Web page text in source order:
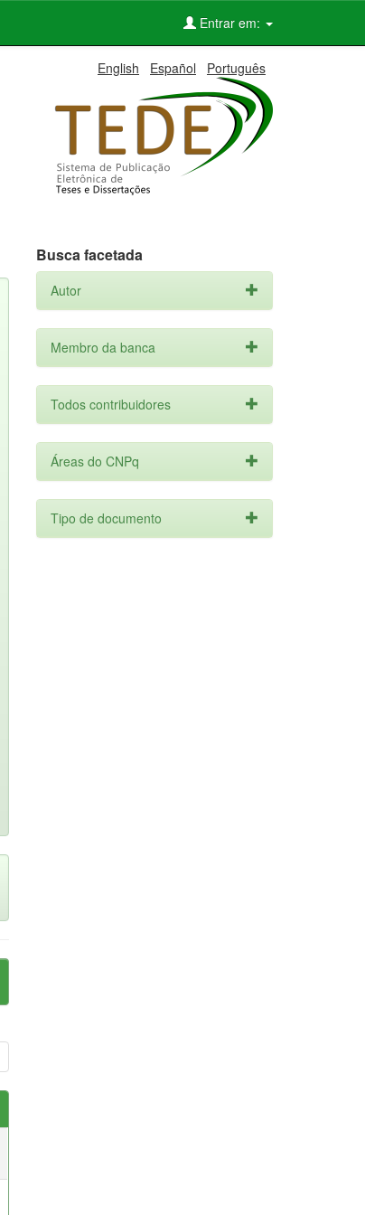
Entrar em:
English Español Português
Busca facetada
Autor
Membro da banca
Todos contribuidores
Áreas do CNPq
Tipo de documento